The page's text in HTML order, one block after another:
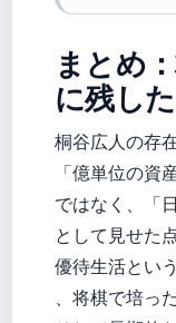
まとめ
に残し
桐谷広人の存
「億単位の資
ではなく、「
として見せた
優待生活とい
、将棋で培っ